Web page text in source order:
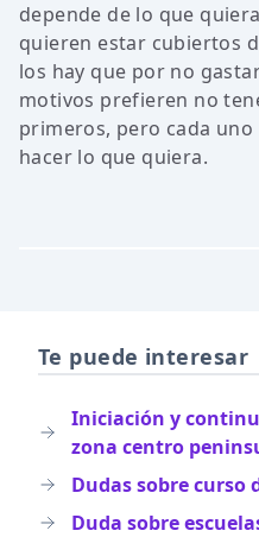
depende de lo que
quieren estar cubiertos
los hay que por no
motivos prefieren no
primeros, pero cada
hacer lo que quiera.
Te puede interesar
Iniciación y
zona centro
Dudas sobre curso
Duda sobre